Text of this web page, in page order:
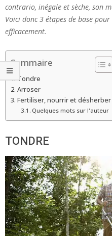
contrario, inégale et sèche, son
Voici donc 3 étapes de base
efficacement.
Sommaire
Tondre
Arroser
Fertiliser, nourrir et désherber
Quelques mots sur l'auteur
TONDRE